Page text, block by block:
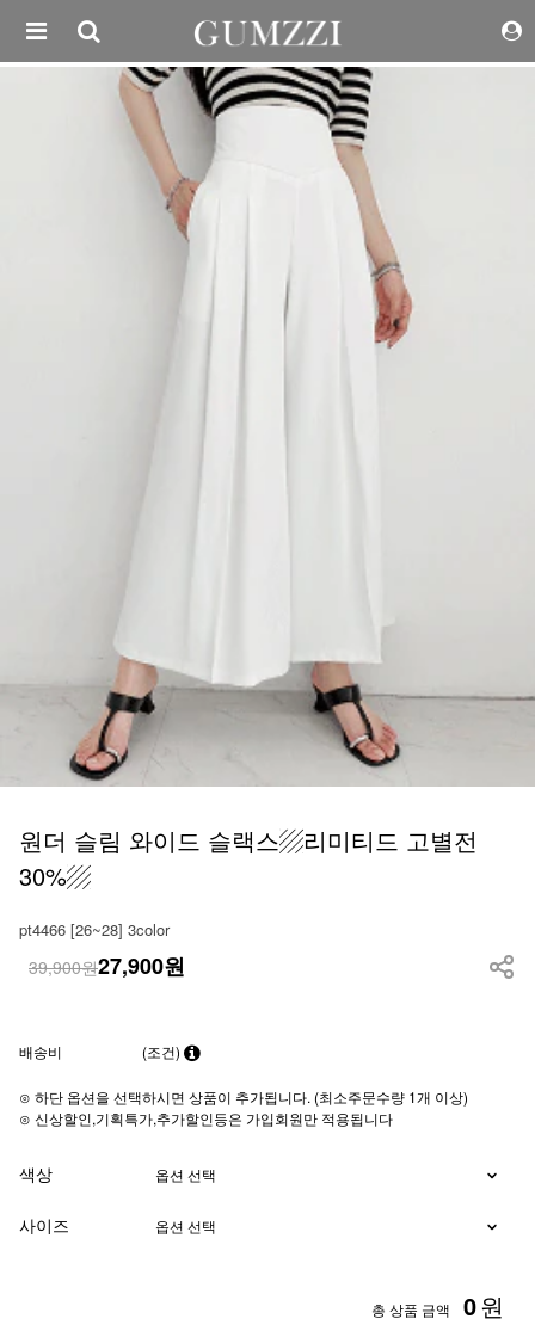
원더 슬림 와이드 슬랙스▨리미티드 고별전
30%▨
pt4466 [26~28] 3color
39,900원27,900원
배송비 (조건)
⊙ 하단 옵션을 선택하시면 상품이 추가됩니다. (최소주문수량 1개 이상)
⊙ 신상할인,기획특가,추가할인등은 가입회원만 적용됩니다
색상
사이즈
총 상품 금액 0원